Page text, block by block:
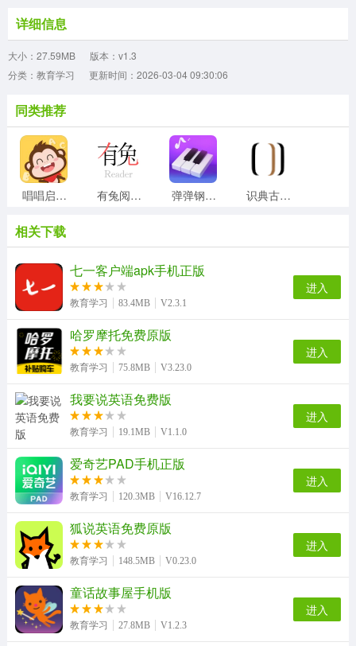
详细信息
大小：27.59MB
版本：v1.3
分类：教育学习
更新时间：2026-03-04 09:30:06
同类推荐
唱唱启蒙英语官方正版 有兔阅读官方版 弹弹钢琴直装版 识典古籍最新版
扯淡联盟通用版 简至人人通安卓官方版
top论坛最新免费版
英语音标发音视频软件最新免费版 iPlay戏剧通用版
cad制图王官方正版 汇中考原版
相关下载
七一客户端apk手机正版
教育学习 83.4MB V2.3.1
进入
哈罗摩托免费原版
教育学习 75.8MB V3.23.0
进入
我要说英语免费版
教育学习 19.1MB V1.1.0
进入
爱奇艺PAD手机正版
教育学习 120.3MB V16.12.7
进入
狐说英语免费原版
教育学习 148.5MB V0.23.0
进入
童话故事屋手机版
教育学习 27.8MB V1.2.3
进入